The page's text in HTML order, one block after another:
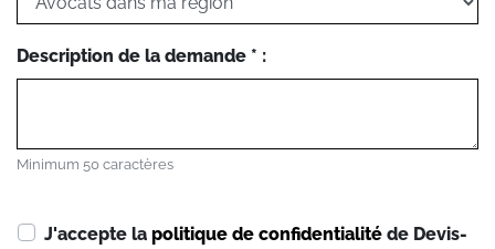
Description de la demande * :
Minimum 50 caractères
J'accepte la politique de confidentialité de Devis-